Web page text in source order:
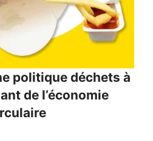
politique déchets à
de l’économie